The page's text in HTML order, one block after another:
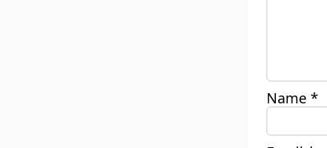
Name *